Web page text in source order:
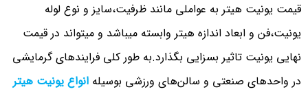
قیمت یونیت هیتر به عواملی مانند ظرفیت،سایز و نوع لوله
یونیت،فن و ابعاد اندازه هیتر وابسته میباشد و میتواند در قیمت
نهایی یونیت تاثیر بسزایی بگذارد.به طور کلی فرایندهای گرمایشی
در واحدهای صنعتی و سالن‌های ورزشی بوسیله انواع یونیت هیتر